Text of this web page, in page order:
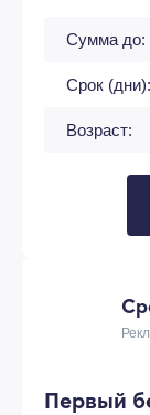
Сумма до:
Срок (дни):
Возраст:
Первый